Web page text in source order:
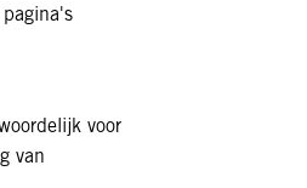
voor
van